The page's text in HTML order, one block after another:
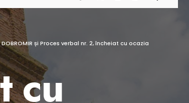
și Proces verbal nr. 2, încheiat cu ocazia
cu